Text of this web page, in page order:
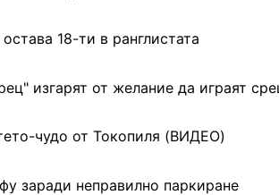
18-ти в ранглистата
изгарят от желание да играят
чудо от Токопиля (ВИДЕО)
заради неправилно паркиране